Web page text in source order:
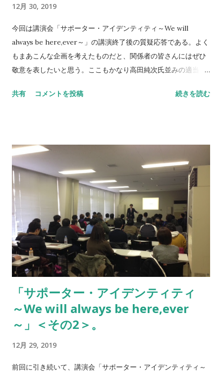
NEVER STOP,NEVER GIVE UP We will always be here,ever.
12月 30, 2019
今回は講演会「サポーター・アイデンティティ～We will
always be here,ever～」の講演終了後の質疑応答である。よく
もまあこんな企画を考えたものだと、関係者の皆さんにはぜひ
敬意を表したいと思う。ここもかなり高田純次氏並みの適当さ
2014年。スーパースターの獲得とアジアチャンピオンズリー
かは絶対に存在する。 （全て当時書き起こしていただいたマ
マ） ※※※※※※※※※※※※※※※※※※※※ レポート【質
疑応答】 Q.フォルラン獲得についてどう思いますか？ →最初は
どうせ嘘だと思いました。 1990年代にもバティストゥータやロ
マーリオが来るという噂がありました。 レネ監督の時代にシー
フォがくるかもしれないとなったときに、来なかったので今回
もそれだと思ったら本当でした。 ワールドカップ得点王でヨー
ロッパでも実績を出している。しかもかっこいいですね。 みな
さんサインもらってください。 それぐらいです。 （司会） フ
ォルランさんも喜ぶと思います。 （会場爆笑） Q.セレッソサポ
ーターで一番嬉しかったこと、辛かったことは？ →こういう場
をセッティングしてもらったことが嬉しいです。 自分は寡黙な
方だが、本（セレッソ・アイデンティティ）を読んで、歴史は
ちゃんと伝えていかないとと思いました。 辛いことはあまりな
いです。周りの人が助けてくれますから。 Q.セレッソ立ち上げ
共有 コメントを投稿 続きを読む
「サポーター・アイデンティティ
～We will always be here,ever
～」＜その2＞。
12月 29, 2019
前回に引き続いて、講演会「サポーター・アイデンティティ～